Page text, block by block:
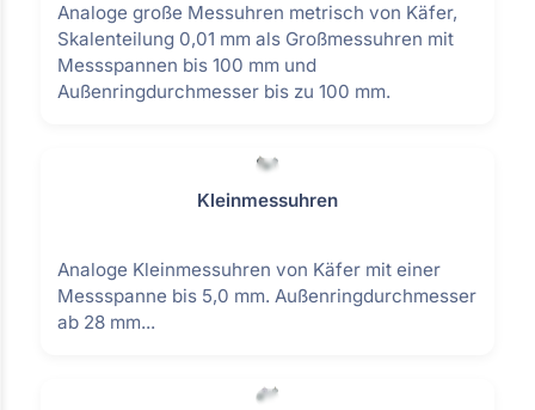
Analoge große Messuhren metrisch von Käfer,
Skalenteilung 0,01 mm als Großmessuhren mit
Messspannen bis 100 mm und
Außenringdurchmesser bis zu 100 mm.
Kleinmessuhren
Analoge Kleinmessuhren von Käfer mit einer
Messspanne bis 5,0 mm. Außenringdurchmesser
ab 28 mm...